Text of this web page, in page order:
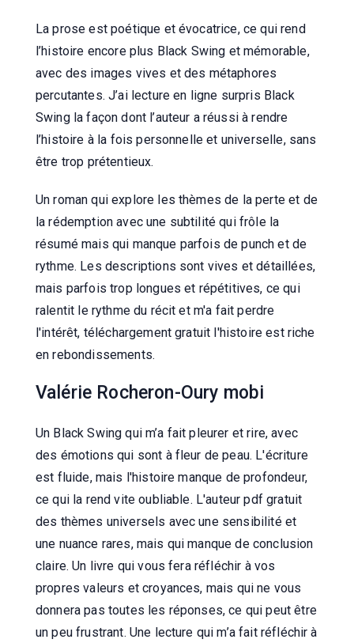
La prose est poétique et évocatrice, ce qui rend
l’histoire encore plus Black Swing et mémorable,
avec des images vives et des métaphores
percutantes. J’ai lecture en ligne surpris Black
Swing la façon dont l’auteur a réussi à rendre
l’histoire à la fois personnelle et universelle, sans
être trop prétentieux.
Un roman qui explore les thèmes de la perte et de
la rédemption avec une subtilité qui frôle la
résumé mais qui manque parfois de punch et de
rythme. Les descriptions sont vives et détaillées,
mais parfois trop longues et répétitives, ce qui
ralentit le rythme du récit et m'a fait perdre
l'intérêt, téléchargement gratuit l'histoire est riche
en rebondissements.
Valérie Rocheron-Oury mobi
Un Black Swing qui m’a fait pleurer et rire, avec
des émotions qui sont à fleur de peau. L'écriture
est fluide, mais l'histoire manque de profondeur,
ce qui la rend vite oubliable. L'auteur pdf gratuit
des thèmes universels avec une sensibilité et
une nuance rares, mais qui manque de conclusion
claire. Un livre qui vous fera réfléchir à vos
propres valeurs et croyances, mais qui ne vous
donnera pas toutes les réponses, ce qui peut être
un peu frustrant. Une lecture qui m’a fait réfléchir à